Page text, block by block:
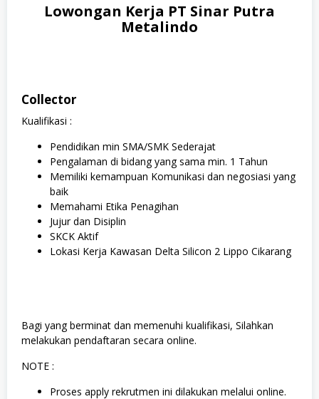
Lowongan Kerja PT Sinar Putra
Metalindo
Collector
Kualifikasi :
Pendidikan min SMA/SMK Sederajat
Pengalaman di bidang yang sama min. 1 Tahun
Memiliki kemampuan Komunikasi dan negosiasi yang
baik
Memahami Etika Penagihan
Jujur dan Disiplin
SKCK Aktif
Lokasi Kerja Kawasan Delta Silicon 2 Lippo Cikarang
Bagi yang berminat dan memenuhi kualifikasi, Silahkan
melakukan pendaftaran secara online.
NOTE :
Proses apply rekrutmen ini dilakukan melalui online.